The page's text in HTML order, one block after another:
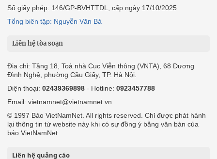
Số giấy phép: 146/GP-BVHTTDL, cấp ngày 17/10/2025
Tổng biên tập: Nguyễn Văn Bá
Liên hệ tòa soạn
Địa chỉ: Tầng 18, Toà nhà Cục Viễn thông (VNTA), 68 Dương
Đình Nghệ, phường Cầu Giấy, TP. Hà Nội.
Điện thoại: 02439369898 - Hotline: 0923457788
Email: vietnamnet@vietnamnet.vn
© 1997 Báo VietNamNet. All rights reserved. Chỉ được phát hành
lại thông tin từ website này khi có sự đồng ý bằng văn bản của
báo VietNamNet.
Liên hệ quảng cáo